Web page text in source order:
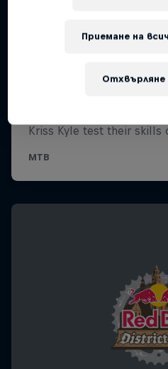
Отхвърляне
Приемане на